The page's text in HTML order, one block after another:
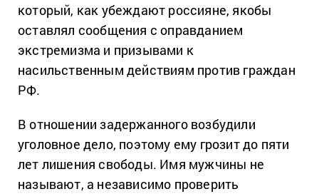
который, как убеждают россияне, якобы
оставлял сообщения с оправданием
экстремизма и призывами к
насильственным действиям против граждан
РФ.
В отношении задержанного возбудили
уголовное дело, поэтому ему грозит до пяти
лет лишения свободы. Имя мужчины не
называют, а независимо проверить